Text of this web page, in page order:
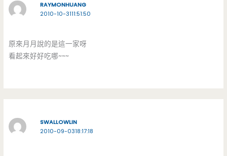
RAYMONHUANG
2010-10-3111:51:50
原來月月說的是這一家呀
看起來好好吃哪~~~
SWALLOWLIN
2010-09-0318:17:18